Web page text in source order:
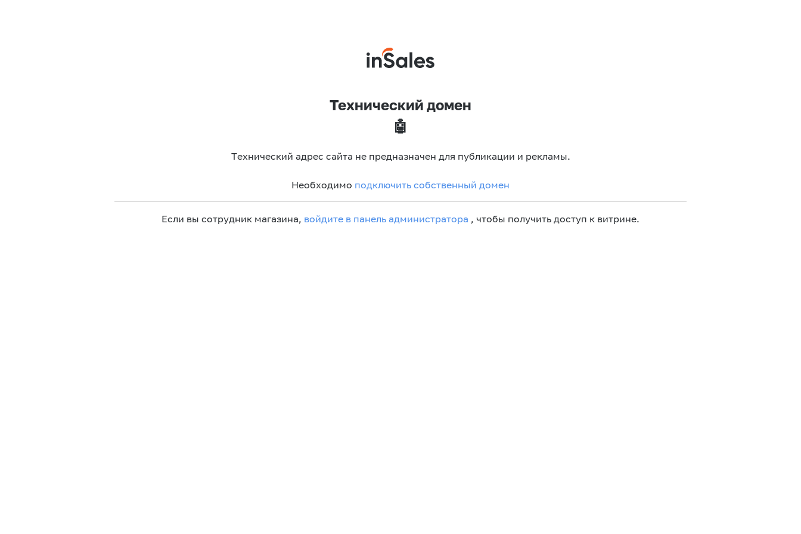
Технический домен
🤖
Технический адрес сайта не предназначен для публикации и рекламы.
Необходимо подключить собственный домен
Если вы сотрудник магазина, войдите в панель администратора , чтобы получить доступ к витрине.